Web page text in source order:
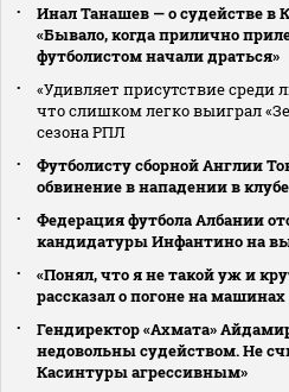
Инал Танашев — о судействе в
«Бывало, когда прилично
футболистом начали драться»
«Удивляет присутствие среди
что слишком легко выиграл
сезона РПЛ
Футболисту сборной Англии
обвинение в нападении в клубе
Федерация футбола Албании
кандидатуры Инфантино на
«Понял, что я не такой уж и
рассказал о погоне на
Гендиректор «Ахмата»
недовольны судейством. Не
Касинтуры агрессивным»